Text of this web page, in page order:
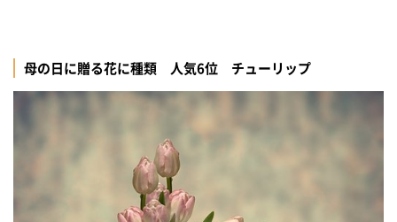
母の日に贈る花に種類 人気6位 チューリップ